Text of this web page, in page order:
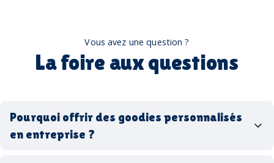
Vous avez une question ?
La foire aux questions
Pourquoi offrir des goodies personnalisés
en entreprise ?